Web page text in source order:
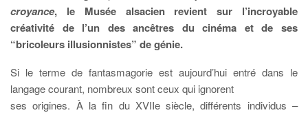
croyance, le Musée alsacien revient sur l’incroyable
créativité de l’un des ancêtres du cinéma et de ses
“bricoleurs illusionnistes” de génie.
Si le terme de fantasmagorie est aujourd’hui entré dans le
langage courant, nombreux sont ceux qui ignorent
ses origines. À la fin du XVIIe siècle, différents individus –